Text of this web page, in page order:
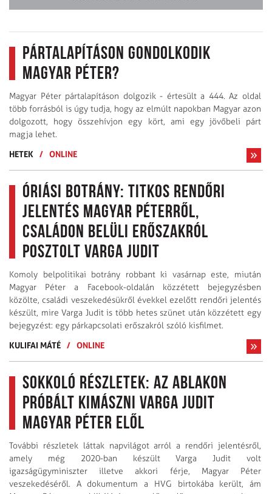
Pártalapításon gondolkodik
Magyar Péter?
Magyar Péter pártalapításon dolgozik - értesült a 444. Az oldal
több forrásból is úgy tudja, hogy az elmúlt napokban Magyar azon
dolgozott, hogy összehívjon egy kört, ami egy jövőbeli párt
magja lehet.
HETEK
/ ONLINE
Óriási botrány: titkos rendőri
jelentés Magyar Péterről,
családon belüli erőszakról
posztolt Varga Judit
Komoly belpolitikai botrány robbant ki vasárnap este, miután
Magyar Péter a Facebook-oldalán közzétett bejegyzésben
közölte, családi veszekedésükről évekkel ezelőtt rendőri jelentés
készült, mire Varga Judit is több hetes szünet után közzétett egy
bejegyzést: egy párkapcsolati erőszakról szóló kisfilmet.
KULIFAI MÁTÉ / ONLINE
Sokkoló részletek: az ablakon
próbált kimászni Varga Judit
Magyar Péter elől
További részletek láttak napvilágot arról a rendőri jelentésről,
amely még 2020-ban készült Varga Judit volt
igazságügyminiszter illetve akkori férje, Magyar Péter
veszekedéséről. A dokumentum a HVG birtokába került, ám